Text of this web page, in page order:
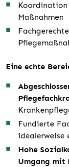
Maßnahmen
Eine echte
Fundierte
idealerweise
Hohe
Umgang mit